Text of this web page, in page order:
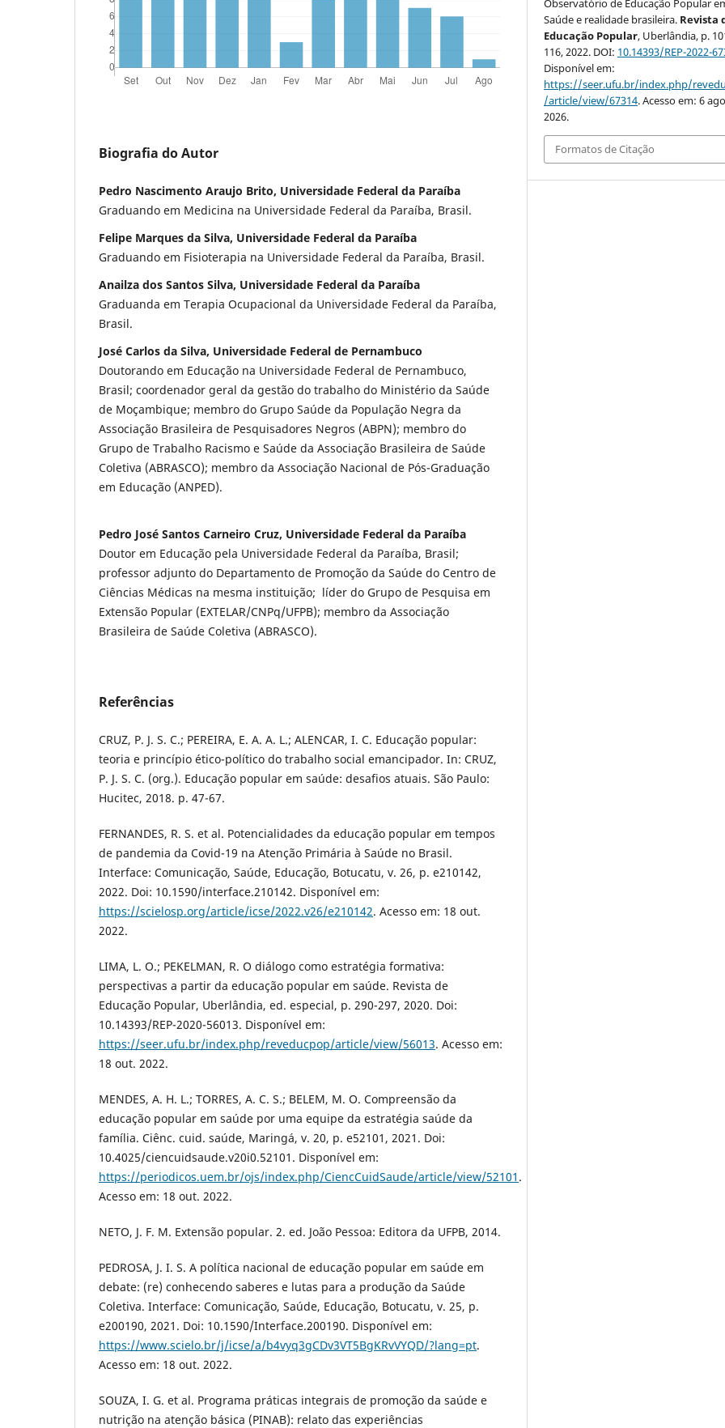
Biografia do Autor
Pedro Nascimento Araujo Brito, Universidade Federal da Paraíba
Graduando em Medicina na Universidade Federal da Paraíba, Brasil.
Felipe Marques da Silva, Universidade Federal da Paraíba
Graduando em Fisioterapia na Universidade Federal da Paraíba, Brasil.
Anailza dos Santos Silva, Universidade Federal da Paraíba
Graduanda em Terapia Ocupacional da Universidade Federal da Paraíba,
Brasil.
José Carlos da Silva, Universidade Federal de Pernambuco
Doutorando em Educação na Universidade Federal de Pernambuco,
Brasil; coordenador geral da gestão do trabalho do Ministério da Saúde
de Moçambique; membro do Grupo Saúde da População Negra da
Associação Brasileira de Pesquisadores Negros (ABPN); membro do
Grupo de Trabalho Racismo e Saúde da Associação Brasileira de Saúde
Coletiva (ABRASCO); membro da Associação Nacional de Pós-Graduação
em Educação (ANPED).
Pedro José Santos Carneiro Cruz, Universidade Federal da Paraíba
Doutor em Educação pela Universidade Federal da Paraíba, Brasil;
professor adjunto do Departamento de Promoção da Saúde do Centro de
Ciências Médicas na mesma instituição; líder do Grupo de Pesquisa em
Extensão Popular (EXTELAR/CNPq/UFPB); membro da Associação
Brasileira de Saúde Coletiva (ABRASCO).
Referências
CRUZ, P. J. S. C.; PEREIRA, E. A. A. L.; ALENCAR, I. C. Educação popular:
teoria e princípio ético-político do trabalho social emancipador. In: CRUZ,
P. J. S. C. (org.). Educação popular em saúde: desafios atuais. São Paulo:
Hucitec, 2018. p. 47-67.
FERNANDES, R. S. et al. Potencialidades da educação popular em tempos
de pandemia da Covid-19 na Atenção Primária à Saúde no Brasil.
Interface: Comunicação, Saúde, Educação, Botucatu, v. 26, p. e210142,
2022. Doi: 10.1590/interface.210142. Disponível em:
https://scielosp.org/article/icse/2022.v26/e210142. Acesso em: 18 out.
2022.
LIMA, L. O.; PEKELMAN, R. O diálogo como estratégia formativa:
perspectivas a partir da educação popular em saúde. Revista de
Educação Popular, Uberlândia, ed. especial, p. 290-297, 2020. Doi:
10.14393/REP-2020-56013. Disponível em:
https://seer.ufu.br/index.php/reveducpop/article/view/56013. Acesso em:
18 out. 2022.
MENDES, A. H. L.; TORRES, A. C. S.; BELEM, M. O. Compreensão da
educação popular em saúde por uma equipe da estratégia saúde da
família. Ciênc. cuid. saúde, Maringá, v. 20, p. e52101, 2021. Doi:
10.4025/ciencuidsaude.v20i0.52101. Disponível em:
https://periodicos.uem.br/ojs/index.php/CiencCuidSaude/article/view/52101 .
Acesso em: 18 out. 2022.
NETO, J. F. M. Extensão popular. 2. ed. João Pessoa: Editora da UFPB, 2014.
PEDROSA, J. I. S. A política nacional de educação popular em saúde em
debate: (re) conhecendo saberes e lutas para a produção da Saúde
Coletiva. Interface: Comunicação, Saúde, Educação, Botucatu, v. 25, p.
e200190, 2021. Doi: 10.1590/Interface.200190. Disponível em:
https://www.scielo.br/j/icse/a/b4vyq3gCDv3VT5BgKRvVYQD/?lang=pt.
Acesso em: 18 out. 2022.
SOUZA, I. G. et al. Programa práticas integrais de promoção da saúde e
nutrição na atenção básica (PINAB): relato das experiências
Observatório de Educação Popular
Saúde e realidade brasileira. Revista
Educação Popular, Uberlândia, p.
116, 2022. DOI: 10.14393/REP-2022-
Disponível em:
https://seer.ufu.br/index.php/
/article/view/67314. Acesso em: 6
2026.
Formatos de Citação